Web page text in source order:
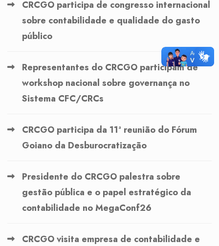
CRCGO participa de congresso internacional
sobre contabilidade e qualidade do gasto
público
Representantes do CRCGO participam de
workshop nacional sobre governança no
Sistema CFC/CRCs
CRCGO participa da 11ª reunião do Fórum
Goiano da Desburocratização
Presidente do CRCGO palestra sobre
gestão pública e o papel estratégico da
contabilidade no MegaConf26
CRCGO visita empresa de contabilidade e